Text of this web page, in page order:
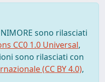
sono rilasciati
CC0 1.0 Universal,
sono rilasciati con
(CC BY 4.0),